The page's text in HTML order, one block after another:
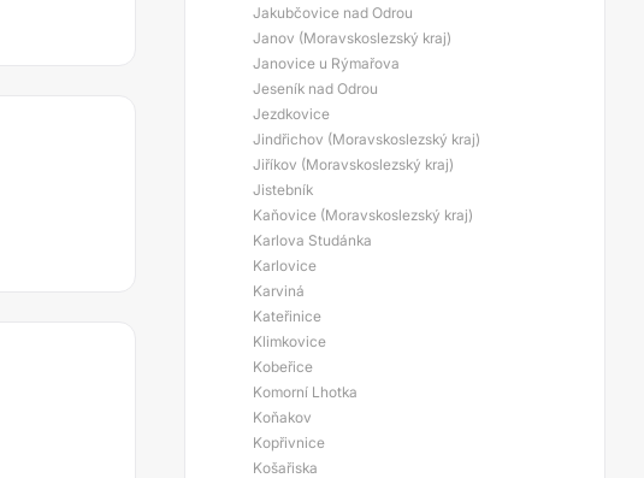
Jakubčovice nad Odrou
Janov (Moravskoslezský kraj)
Janovice u Rýmařova
Jeseník nad Odrou
Jezdkovice
Jindřichov (Moravskoslezský kraj)
Jiříkov (Moravskoslezský kraj)
Jistebník
Kaňovice (Moravskoslezský kraj)
Karlova Studánka
Karlovice
Karviná
Kateřinice
Klimkovice
Kobeřice
Komorní Lhotka
Koňakov
Kopřivnice
Košařiska